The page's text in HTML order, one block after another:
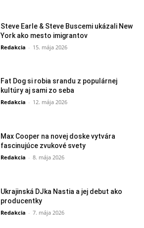
Steve Earle & Steve Buscemi ukázali New
York ako mesto imigrantov
Redakcia - 15. mája 2026
Fat Dog si robia srandu z populárnej
kultúry aj sami zo seba
Redakcia - 12. mája 2026
Max Cooper na novej doske vytvára
fascinujúce zvukové svety
Redakcia - 8. mája 2026
Ukrajinská DJka Nastia a jej debut ako
producentky
Redakcia - 7. mája 2026